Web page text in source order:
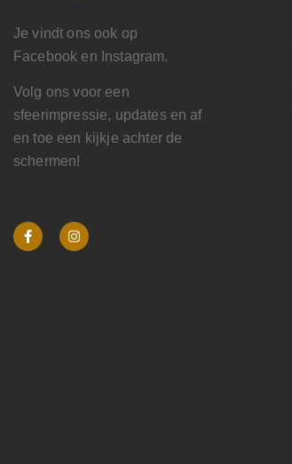
Je vindt ons ook op
Facebook en Instagram.
Volg ons voor een
sfeerimpressie, updates en af
en toe een kijkje achter de
schermen!